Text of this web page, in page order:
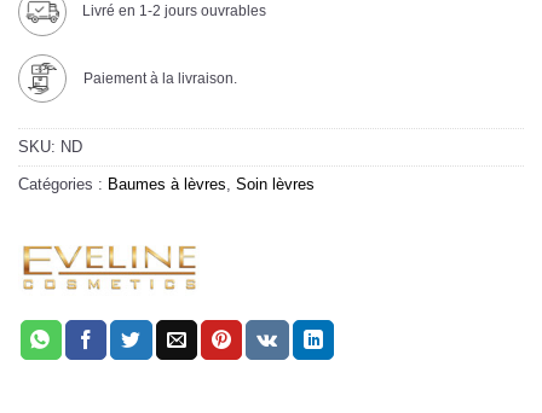
Livré en 1-2 jours ouvrables
Paiement à la livraison.
SKU: ND
Catégories : Baumes à lèvres, Soin lèvres